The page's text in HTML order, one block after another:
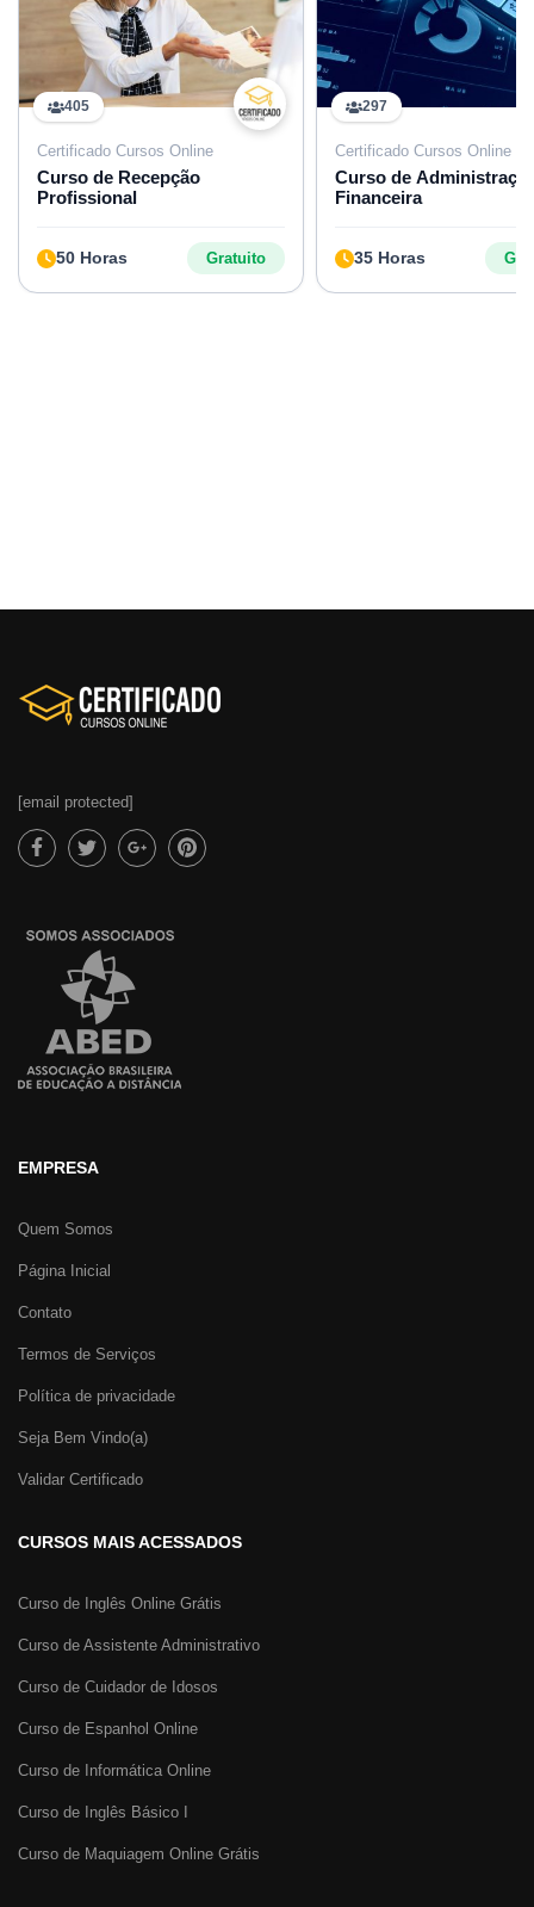
405
Certificado Cursos Online
Curso de Recepção
Profissional
50 Horas Gratuito
297
Certificado Cursos Online
Curso de
Financeira
35 Horas
[email protected]
EMPRESA
Quem Somos
Página Inicial
Contato
Termos de Serviços
Política de privacidade
Seja Bem Vindo(a)
Validar Certificado
CURSOS MAIS ACESSADOS
Curso de Inglês Online Grátis
Curso de Assistente Administrativo
Curso de Cuidador de Idosos
Curso de Espanhol Online
Curso de Informática Online
Curso de Inglês Básico I
Curso de Maquiagem Online Grátis